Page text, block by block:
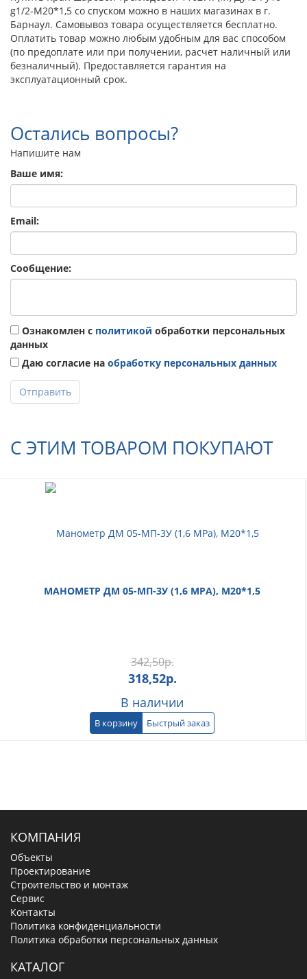
g1/2-М20*1,5 со спуском можно в наших магазинах в г.
Барнаул. Самовывоз товара осуществляется бесплатно.
Оплатить товар можно любым удобным для вас способом
(по предоплате или при получении, расчет наличный или
безналичный). Предоставляется гарантия на
эксплуатационный срок.
Остались вопросы?
Напишите нам
Ваше имя:
Email:
Сообщение:
Ознакомлен с политикой обработки персональных
данных
Даю согласие на обработку персональных данных
Отправить
С ЭТИМ ТОВАРОМ ПОКУПАЮТ
МАНОМЕТР ДМ 05-МП-3У (1,6 МРА), M20*1,5
342,50р.
318,52р.
В наличии
В корзину Быстрый заказ
КОМПАНИЯ
Объекты
Проектирование
Строительство и монтаж
Сервис
Контакты
Политика конфиденциальности
Политика обработки персональных данных
КАТАЛОГ